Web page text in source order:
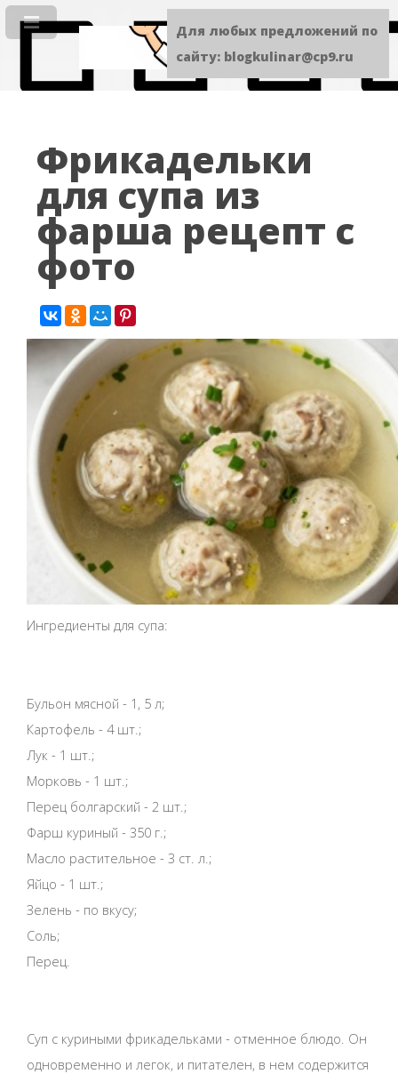
Фрикадельки
для супа из
фарша рецепт с
фото
Ингредиенты для супа:
Бульон мясной - 1, 5 л;
Картофель - 4 шт.;
Лук - 1 шт.;
Морковь - 1 шт.;
Перец болгарский - 2 шт.;
Фарш куриный - 350 г.;
Масло растительное - 3 ст. л.;
Яйцо - 1 шт.;
Зелень - по вкусу;
Соль;
Перец.
Суп с куриными фрикадельками - отменное блюдо. Он
одновременно и легок, и питателен, в нем содержится
Для любых предложений по
сайту: blogkulinar@cp9.ru